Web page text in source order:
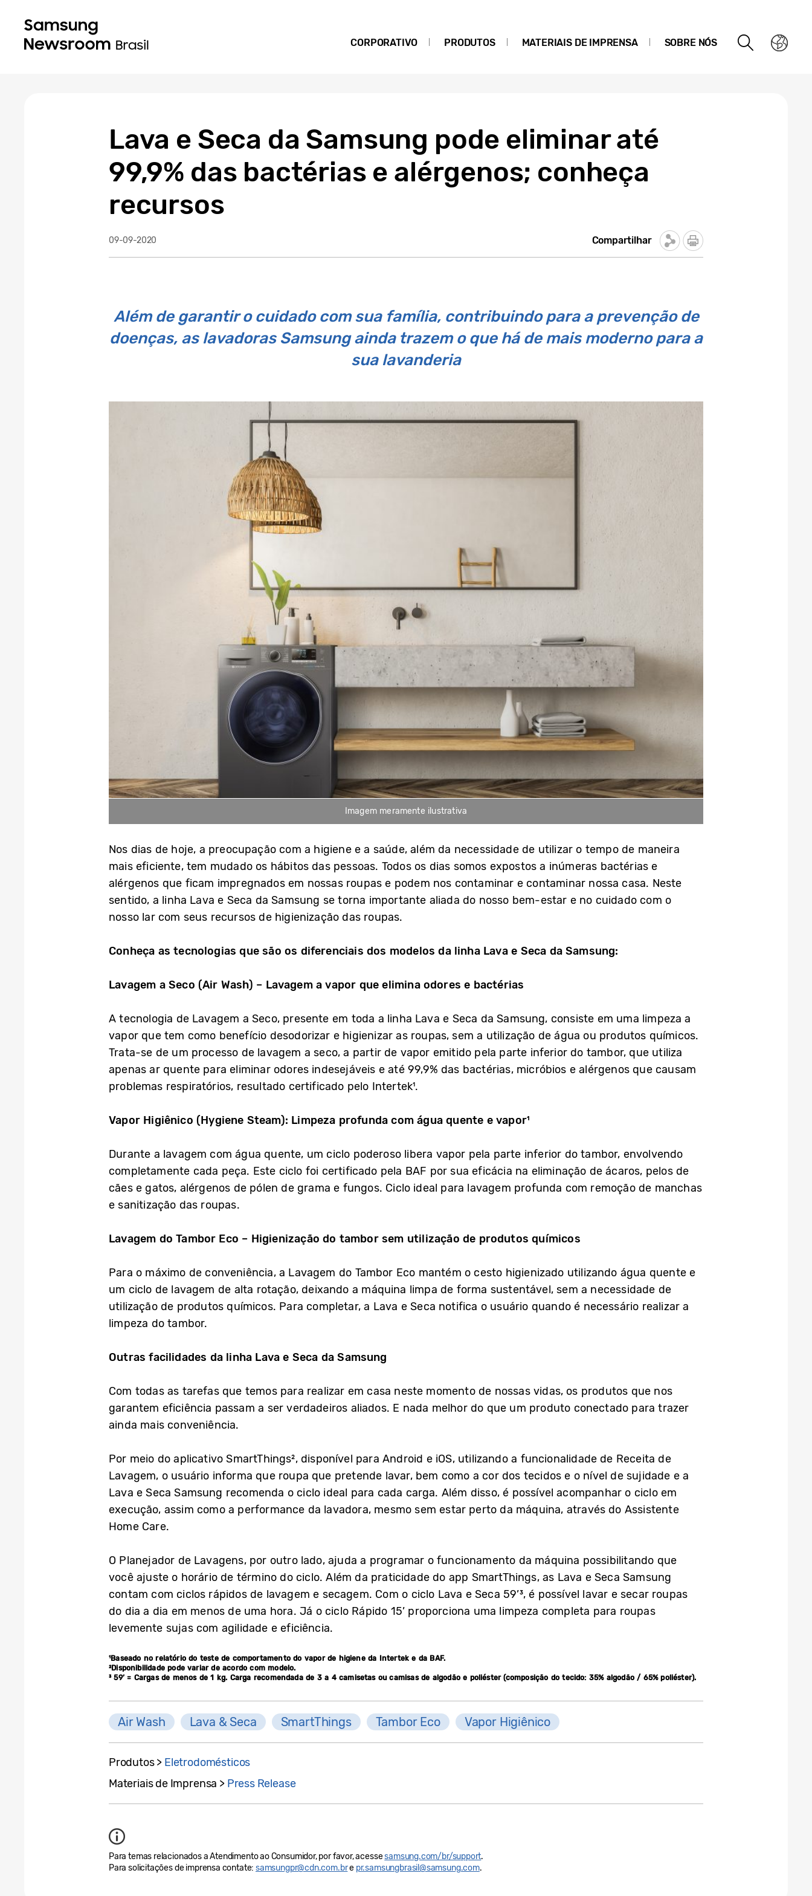
CORPORATIVO PRODUTOS MATERIAIS DE IMPRENSA SOBRE NÓS
Lava e Seca da Samsung pode eliminar até
99,9% das bactérias e alérgenos; conheça
recursos
09-09-2020 Compartilhar
Além de garantir o cuidado com sua família, contribuindo para a prevenção de
doenças, as lavadoras Samsung ainda trazem o que há de mais moderno para a
sua lavanderia
Imagem meramente ilustrativa
Nos dias de hoje, a preocupação com a higiene e a saúde, além da necessidade de utilizar o tempo de maneira
mais eficiente, tem mudado os hábitos das pessoas. Todos os dias somos expostos a inúmeras bactérias e
alérgenos que ficam impregnados em nossas roupas e podem nos contaminar e contaminar nossa casa. Neste
sentido, a linha Lava e Seca da Samsung se torna importante aliada do nosso bem-estar e no cuidado com o
nosso lar com seus recursos de higienização das roupas.
Conheça as tecnologias que são os diferenciais dos modelos da linha Lava e Seca da Samsung:
Lavagem a Seco (Air Wash) – Lavagem a vapor que elimina odores e bactérias
A tecnologia de Lavagem a Seco, presente em toda a linha Lava e Seca da Samsung, consiste em uma limpeza a
vapor que tem como benefício desodorizar e higienizar as roupas, sem a utilização de água ou produtos químicos.
Trata-se de um processo de lavagem a seco, a partir de vapor emitido pela parte inferior do tambor, que utiliza
apenas ar quente para eliminar odores indesejáveis e até 99,9% das bactérias, micróbios e alérgenos que causam
problemas respiratórios, resultado certificado pelo Intertek¹.
Vapor Higiênico (Hygiene Steam): Limpeza profunda com água quente e vapor¹
Durante a lavagem com água quente, um ciclo poderoso libera vapor pela parte inferior do tambor, envolvendo
completamente cada peça. Este ciclo foi certificado pela BAF por sua eficácia na eliminação de ácaros, pelos de
cães e gatos, alérgenos de pólen de grama e fungos. Ciclo ideal para lavagem profunda com remoção de manchas
e sanitização das roupas.
Lavagem do Tambor Eco – Higienização do tambor sem utilização de produtos químicos
Para o máximo de conveniência, a Lavagem do Tambor Eco mantém o cesto higienizado utilizando água quente e
um ciclo de lavagem de alta rotação, deixando a máquina limpa de forma sustentável, sem a necessidade de
utilização de produtos químicos. Para completar, a Lava e Seca notifica o usuário quando é necessário realizar a
limpeza do tambor.
Outras facilidades da linha Lava e Seca da Samsung
Com todas as tarefas que temos para realizar em casa neste momento de nossas vidas, os produtos que nos
garantem eficiência passam a ser verdadeiros aliados. E nada melhor do que um produto conectado para trazer
ainda mais conveniência.
Por meio do aplicativo SmartThings², disponível para Android e iOS, utilizando a funcionalidade de Receita de
Lavagem, o usuário informa que roupa que pretende lavar, bem como a cor dos tecidos e o nível de sujidade e a
Lava e Seca Samsung recomenda o ciclo ideal para cada carga. Além disso, é possível acompanhar o ciclo em
execução, assim como a performance da lavadora, mesmo sem estar perto da máquina, através do Assistente
Home Care.
O Planejador de Lavagens, por outro lado, ajuda a programar o funcionamento da máquina possibilitando que
você ajuste o horário de término do ciclo. Além da praticidade do app SmartThings, as Lava e Seca Samsung
contam com ciclos rápidos de lavagem e secagem. Com o ciclo Lava e Seca 59’³, é possível lavar e secar roupas
do dia a dia em menos de uma hora. Já o ciclo Rápido 15’ proporciona uma limpeza completa para roupas
levemente sujas com agilidade e eficiência.
¹Baseado no relatório do teste de comportamento do vapor de higiene da Intertek e da BAF.
²Disponibilidade pode variar de acordo com modelo.
³ 59’ = Cargas de menos de 1 kg. Carga recomendada de 3 a 4 camisetas ou camisas de algodão e poliéster (composição do tecido: 35% algodão / 65% poliéster).
Air Wash Lava & Seca SmartThings Tambor Eco Vapor Higiênico
Produtos > Eletrodomésticos
Materiais de Imprensa > Press Release
Para temas relacionados a Atendimento ao Consumidor, por favor, acessesamsung.com/br/support.
Para solicitações de imprensa contate: samsungpr@cdn.com.bre pr.samsungbrasil@samsung.com.